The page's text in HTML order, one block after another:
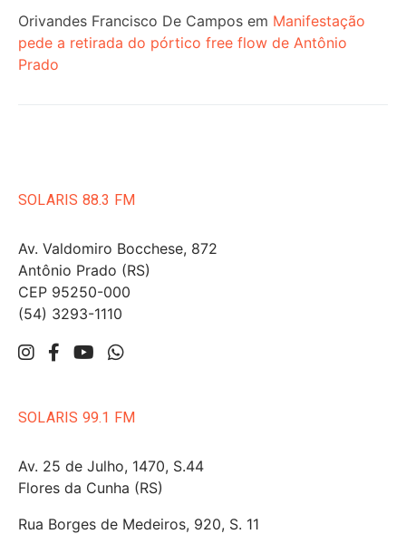
Orivandes Francisco De Campos em Manifestação
pede a retirada do pórtico free flow de Antônio
Prado
SOLARIS 88.3 FM
Av. Valdomiro Bocchese, 872
Antônio Prado (RS)
CEP 95250-000
(54) 3293-1110
SOLARIS 99.1 FM
Av. 25 de Julho, 1470, S.44
Flores da Cunha (RS)
Rua Borges de Medeiros, 920, S. 11